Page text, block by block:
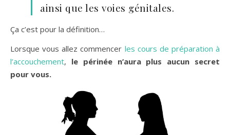
ainsi que les voies génitales.
Ça c’est pour la définition…
Lorsque vous allez commencer les cours de préparation à
l’accouchement, le périnée n’aura plus aucun secret
pour vous.